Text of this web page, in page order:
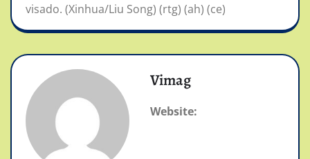
visado. (Xinhua/Liu Song) (rtg) (ah) (ce)
Vimag
Website: